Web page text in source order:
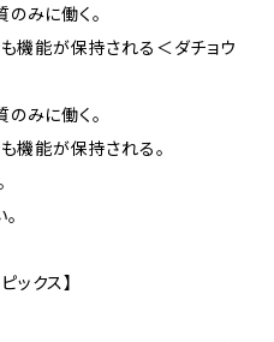
みに働く。
機能が保持される＜ダチョウ
みに働く。
機能が保持される。
ックス】